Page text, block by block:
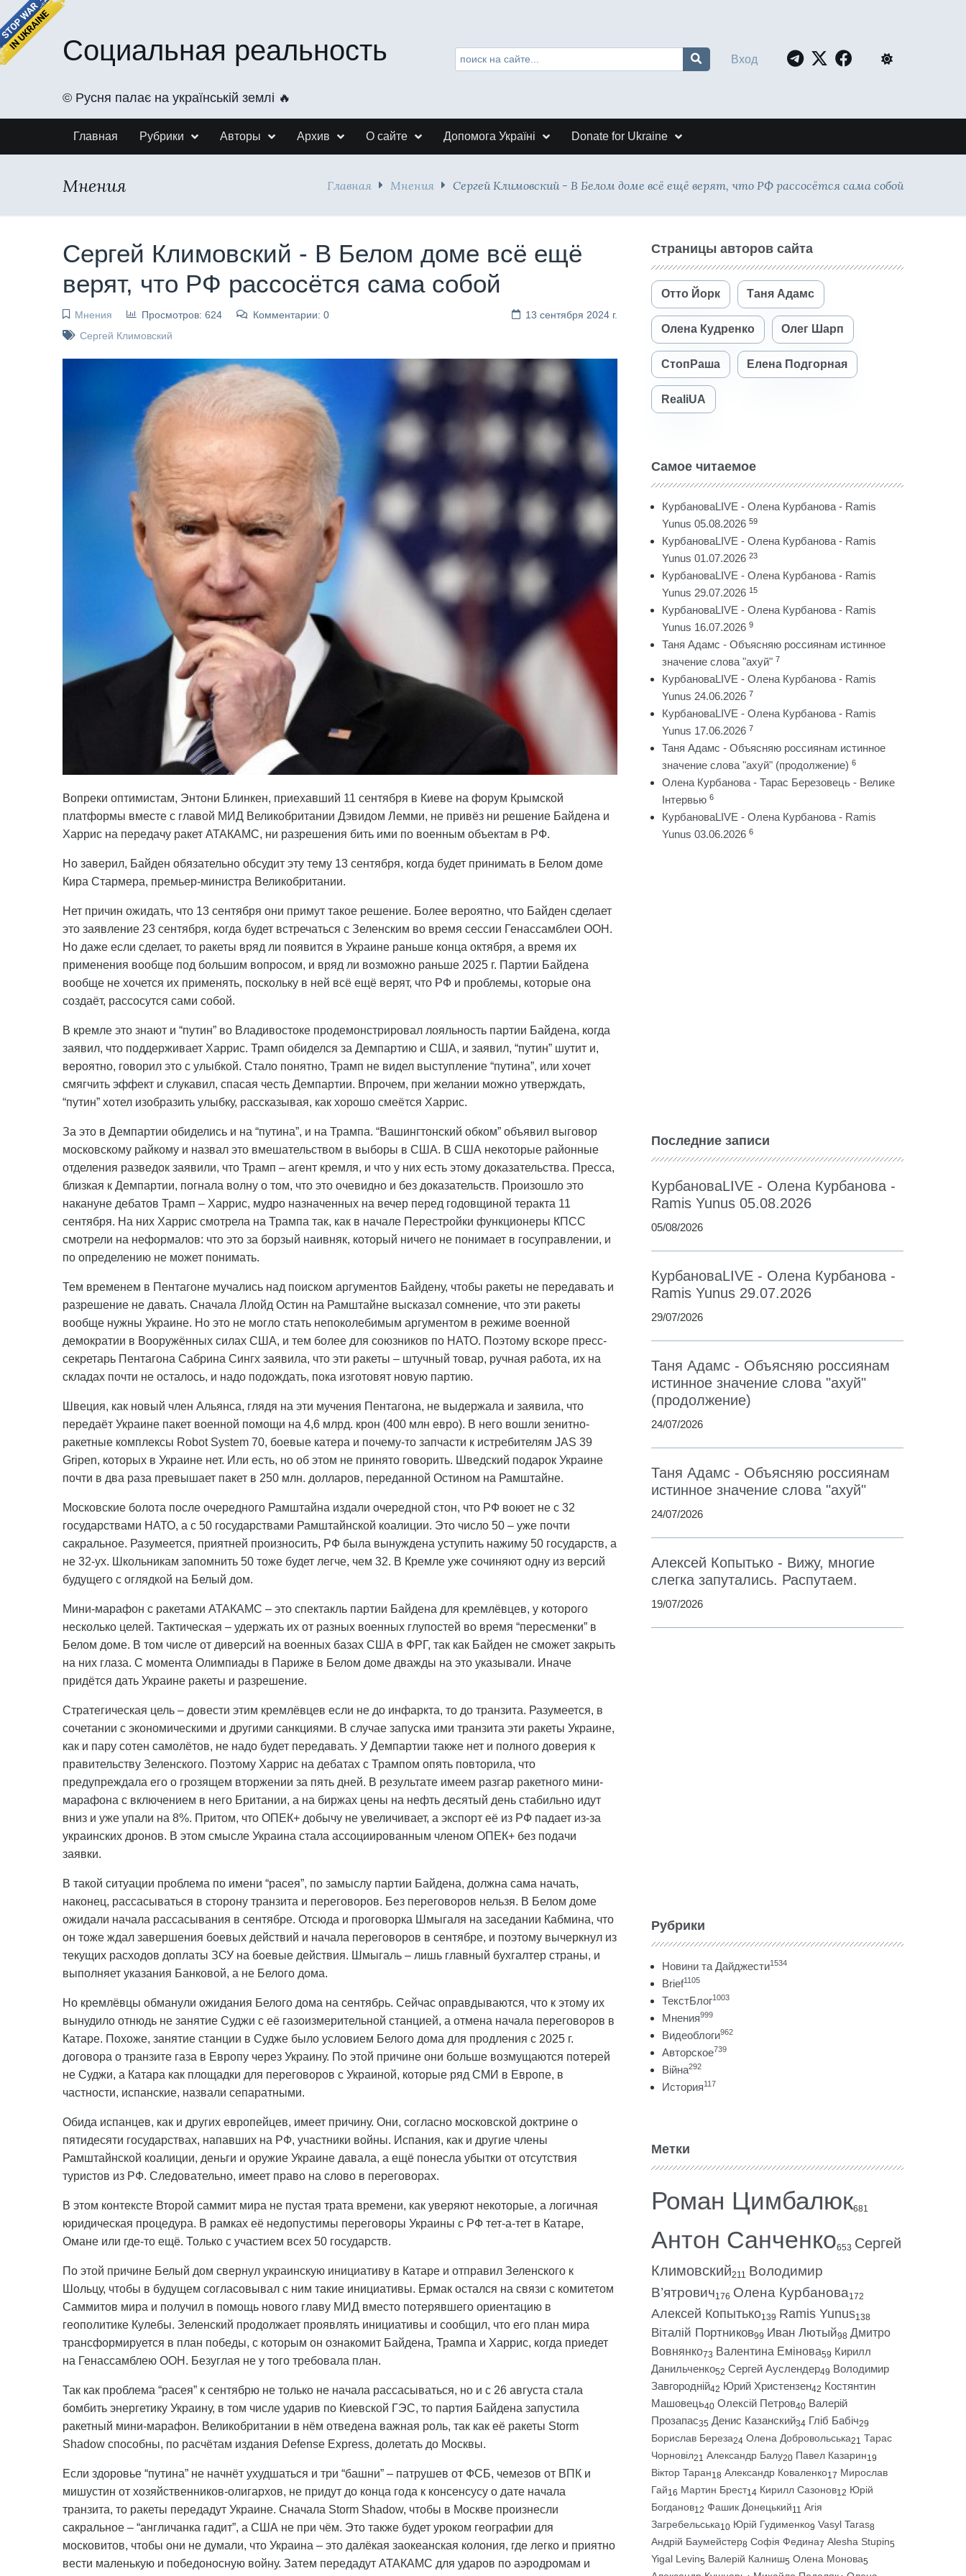
Социальная реальность
©️ Русня палає на українській землі 🔥
Вход
Главная Рубрики Авторы Архив О сайте Допомога Україні Donate for Ukraine
Мнения Главная Мнения Сергей Климовский - В Белом доме всё ещё верят, что РФ рассосётся сама собой
Сергей Климовский - В Белом доме всё ещё
верят, что РФ рассосётся сама собой
Мнения Просмотров: 624 Комментарии: 0
13 сентября 2024 г.
Сергей Климовский
Вопреки оптимистам, Энтони Блинкен, приехавший 11 сентября в Киеве на форум Крымской
платформы вместе с главой МИД Великобритании Дэвидом Лемми, не привёз ни решение Байдена и
Харрис на передачу ракет АТАКАМС, ни разрешения бить ими по военным объектам в РФ.
Но заверил, Байден обязательно обсудит эту тему 13 сентября, когда будет принимать в Белом доме
Кира Стармера, премьер-министра Великобритании.
Нет причин ожидать, что 13 сентября они примут такое решение. Более вероятно, что Байден сделает
это заявление 23 сентября, когда будет встречаться с Зеленским во время сессии Генассамблеи ООН.
Но даже если сделает, то ракеты вряд ли появится в Украине раньше конца октября, а время их
применения вообще под большим вопросом, и вряд ли возможно раньше 2025 г. Партии Байдена
вообще не хочется их применять, поскольку в ней всё ещё верят, что РФ и проблемы, которые она
создаёт, рассосутся сами собой.
В кремле это знают и “путин” во Владивостоке продемонстрировал лояльность партии Байдена, когда
заявил, что поддерживает Харрис. Трамп обиделся за Демпартию и США, и заявил, “путин” шутит и,
вероятно, говорил это с улыбкой. Стало понятно, Трамп не видел выступление “путина”, или хочет
смягчить эффект и слукавил, спасая честь Демпартии. Впрочем, при желании можно утверждать,
“путин” хотел изобразить улыбку, рассказывая, как хорошо смеётся Харрис.
За это в Демпартии обиделись и на “путина”, и на Трампа. “Вашингтонский обком” объявил выговор
московскому райкому и назвал это вмешательством в выборы в США. В США некоторые районные
отделения разведок заявили, что Трамп – агент кремля, и что у них есть этому доказательства. Пресса,
близкая к Демпартии, погнала волну о том, что это очевидно и без доказательств. Произошло это
накануне дебатов Трамп – Харрис, мудро назначенных на вечер перед годовщиной теракта 11
сентября. На них Харрис смотрела на Трампа так, как в начале Перестройки функционеры КПСС
смотрели на неформалов: что это за борзый наивняк, который ничего не понимает в госуправлении, и
по определению не может понимать.
Тем временем в Пентагоне мучались над поиском аргументов Байдену, чтобы ракеты не передавать и
разрешение не давать. Сначала Ллойд Остин на Рамштайне высказал сомнение, что эти ракеты
вообще нужны Украине. Но это не могло стать непоколебимым аргументом в режиме военной
демократии в Вооружённых силах США, и тем более для союзников по НАТО. Поэтому вскоре пресс-
секретарь Пентагона Сабрина Сингх заявила, что эти ракеты – штучный товар, ручная работа, их на
складах почти не осталось, и надо подождать, пока изготовят новую партию.
Швеция, как новый член Альянса, глядя на эти мучения Пентагона, не выдержала и заявила, что
передаёт Украине пакет военной помощи на 4,6 млрд. крон (400 млн евро). В него вошли зенитно-
ракетные комплексы Robot System 70, боевые катера и почему-то запчасти к истребителям JAS 39
Gripen, которых в Украине нет. Или есть, но об этом не принято говорить. Шведский подарок Украине
почти в два раза превышает пакет в 250 млн. долларов, переданной Остином на Рамштайне.
Московские болота после очередного Рамштайна издали очередной стон, что РФ воюет не с 32
государствами НАТО, а с 50 государствами Рамштайнской коалиции. Это число 50 – уже почти
сакральное. Разумеется, приятней произносить, РФ была вынуждена уступить нажиму 50 государств, а
не 32-ух. Школьникам запомнить 50 тоже будет легче, чем 32. В Кремле уже сочиняют одну из версий
будущего с оглядкой на Белый дом.
Мини-марафон с ракетами АТАКАМС – это спектакль партии Байдена для кремлёвцев, у которого
несколько целей. Тактическая – удержать их от разных военных глупостей во время “пересменки” в
Белом доме. В том числе от диверсий на военных базах США в ФРГ, так как Байден не сможет закрыть
на них глаза. С момента Олимпиады в Париже в Белом доме дважды на это указывали. Иначе
придётся дать Украине ракеты и разрешение.
Стратегическая цель – довести этим кремлёвцев если не до инфаркта, то до транзита. Разумеется, в
сочетании с экономическими и другими санкциями. В случае запуска ими транзита эти ракеты Украине,
как и пару сотен самолётов, не надо будет передавать. У Демпартии также нет и полного доверия к
правительству Зеленского. Поэтому Харрис на дебатах с Трампом опять повторила, что
предупреждала его о грозящем вторжении за пять дней. В результате имеем разгар ракетного мини-
марафона с включением в него Британии, а на биржах цены на нефть десятый день стабильно идут
вниз и уже упали на 8%. Притом, что ОПЕК+ добычу не увеличивает, а экспорт её из РФ падает из-за
украинских дронов. В этом смысле Украина стала ассоциированным членом ОПЕК+ без подачи
заявки.
В такой ситуации проблема по имени “расея”, по замыслу партии Байдена, должна сама начать,
наконец, рассасываться в сторону транзита и переговоров. Без переговоров нельзя. В Белом доме
ожидали начала рассасывания в сентябре. Отсюда и проговорка Шмыгаля на заседании Кабмина, что
он тоже ждал завершения боевых действий и начала переговоров в сентябре, и поэтому вычеркнул из
текущих расходов доплаты ЗСУ на боевые действия. Шмыгаль – лишь главный бухгалтер страны, и
выполняет указания Банковой, а не Белого дома.
Но кремлёвцы обманули ожидания Белого дома на сентябрь. Сейчас оправдываются, что к этому их
вынудило отнюдь не занятие Суджи с её газоизмерительной станцией, а отмена начала переговоров в
Катаре. Похоже, занятие станции в Судже было условием Белого дома для продления с 2025 г.
договора о транзите газа в Европу через Украину. По этой причине они больше возмущаются потерей
не Суджи, а Катара как площадки для переговоров с Украиной, которые ряд СМИ в Европе, в
частности, испанские, назвали сепаратными.
Обида испанцев, как и других европейцев, имеет причину. Они, согласно московской доктрине о
пятидесяти государствах, напавших на РФ, участники войны. Испания, как и другие члены
Рамштайнской коалиции, деньги и оружие Украине давала, а ещё понесла убытки от отсутствия
туристов из РФ. Следовательно, имеет право на слово в переговорах.
В этом контексте Второй саммит мира не пустая трата времени, как уверяют некоторые, а логичная
юридическая процедура. В рамках её недопустимы переговоры Украины с РФ тет-а-тет в Катаре,
Омане или где-то ещё. Только с участием всех 50 государств.
По этой причине Белый дом свернул украинскую инициативу в Катаре и отправил Зеленского к
Шольцу, чтобы в будущем согласовывал с ним такие инициативы. Ермак остался на связи с комитетом
Саммитов мира и получил в помощь нового главу МИД вместо потерявшего ориентацию в
геополитике Кулебы. Зеленский продолжает проявлять инициативы и сообщил, что его план мира
трансформируется в план победы, с которым он ознакомит Байдена, Трампа и Харрис, когда приедет
на Генассамблею ООН. Безуглая не у того требовала план.
Так как проблема “расея” к сентябрю не только не начала рассасываться, но и с 26 августа стала
бомбить энергетику Украину, в том числе ударив по Киевской ГЭС, то партия Байдена запустила
ракетный мини-марафон. Великобритании в нём отведена важная роль, так как её ракеты Storm
Shadow способны, по расчётам издания Defense Express, долетать до Москвы.
Если здоровье “путина” не начнёт ухудшаться и три “башни” – патрушев от ФСБ, чемезов от ВПК и
мишустин от хозяйственников-олигархов, не придут до конца года к консенсусу о дате начала
транзита, то ракеты передадут Украине. Сначала Storm Shadow, чтобы в Москве произнесли
сакральное – “англичанка гадит”, а США не при чём. Это также будет уроком географии для
московитов, чтобы они не думали, что Украина – это далёкая заокеанская колония, где легко и приятно
вести маленькую и победоносную войну. Затем передадут АТАКАМС для ударов по аэродромам и
Страницы авторов сайта
Отто Йорк Таня Адамс
Олена Кудренко Олег Шарп
СтопРаша Елена Подгорная
RealiUA
Самое читаемое
КурбановаLIVE - Олена Курбанова - Ramis
Yunus 05.08.2026 59
КурбановаLIVE - Олена Курбанова - Ramis
Yunus 01.07.2026 23
КурбановаLIVE - Олена Курбанова - Ramis
Yunus 29.07.2026 15
КурбановаLIVE - Олена Курбанова - Ramis
Yunus 16.07.2026 9
Таня Адамс - Объясняю россиянам истинное
значение слова "ахуй" 7
КурбановаLIVE - Олена Курбанова - Ramis
Yunus 24.06.2026 7
КурбановаLIVE - Олена Курбанова - Ramis
Yunus 17.06.2026 7
Таня Адамс - Объясняю россиянам истинное
значение слова "ахуй" (продолжение) 6
Олена Курбанова - Тарас Березовець - Велике
Інтервью 6
КурбановаLIVE - Олена Курбанова - Ramis
Yunus 03.06.2026 6
Последние записи
КурбановаLIVE - Олена Курбанова -
Ramis Yunus 05.08.2026
05/08/2026
КурбановаLIVE - Олена Курбанова -
Ramis Yunus 29.07.2026
29/07/2026
Таня Адамс - Объясняю россиянам
истинное значение слова "ахуй"
(продолжение)
24/07/2026
Таня Адамс - Объясняю россиянам
истинное значение слова "ахуй"
24/07/2026
Алексей Копытько - Вижу, многие
слегка запутались. Распутаем.
19/07/2026
Рубрики
Новини та Дайджести1534
Brief1105
ТекстБлог1003
Мнения999
Видеоблоги962
Авторское739
Війна292
История117
Метки
Роман Цимбалюк681
Антон Санченко653 Сергей
Климовский211 Володимир
В’ятрович176 Олена Курбанова172
Алексей Копытько139 Ramis Yunus138
Віталій Портников99 Иван Лютый98 Дмитро
Вовнянко73 Валентина Емінова59 Кирилл
Данильченко52 Сергей Ауслендер49 Володимир
Завгородній42 Юрий Христензен42 Костянтин
Машовець40 Олексій Петров40 Валерій
Прозапас35 Денис Казанский34 Гліб Бабіч29
Борислав Береза24 Олена Добровольська21 Тарас
Чорновіл21 Александр Балу20 Павел Казарин19
Віктор Таран18 Александр Коваленко17 Мирослав
Гай16 Мартин Брест14 Кирилл Сазонов12 Юрій
Богданов12 Фашик Донецький11 Агія
Загребельська10 Юрій Гудименко9 Vasyl Taras8
Андрій Баумейстер8 Софія Федина7 Alesha Stupin5
Yigal Levin5 Валерій Калниш5 Олена Монова5